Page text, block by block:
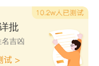
批
吉凶